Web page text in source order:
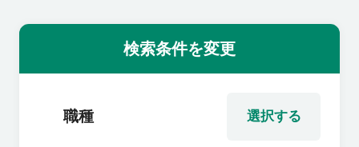
企業の担当者様
検索条件を変更
選択する
職種